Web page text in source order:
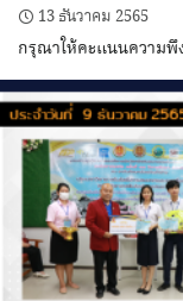
13 ธันวาคม 2565
กรุณาให้คะแนนความพึ